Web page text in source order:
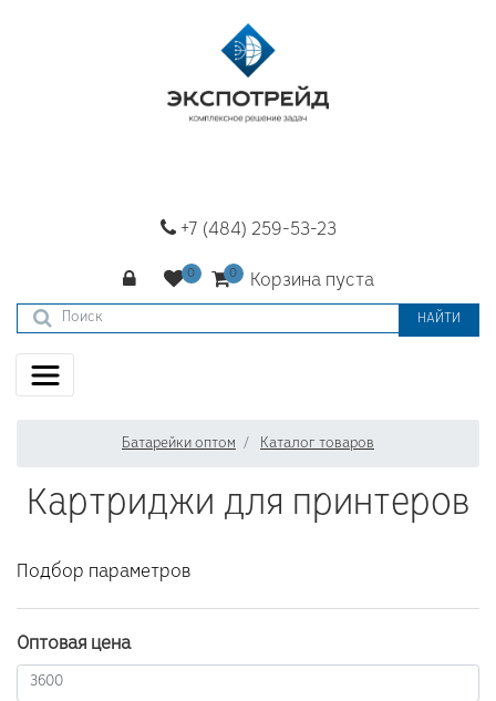
+7 (484) 259-53-23
Корзина пуста
НАЙТИ
Батарейки оптом Каталог товаров
Картриджи для принтеров
Подбор параметров
Оптовая цена